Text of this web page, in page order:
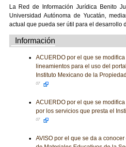
La Red de Información Jurídica Benito
Universidad Autónoma de Yucatán,
actual que pueda ser útil para el desarrollo
Información
ACUERDO por el que se
lineamientos para el uso del
Instituto Mexicano de la
07
ACUERDO por el que se
por los servicios que presta el
07
AVISO por el que se da a